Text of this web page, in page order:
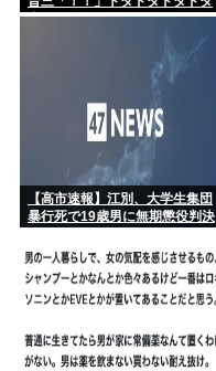
出てきそうなご飯
【高市速報】江別、大学生集団
暴行死で19歳男に無期懲役判決